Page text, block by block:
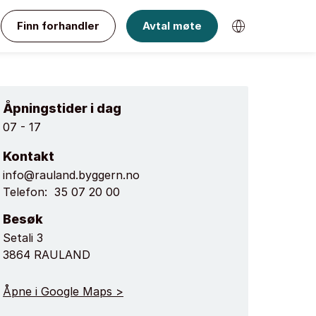
Finn forhandler Avtal møte
Åpningstider i dag
07 - 17
Kontakt
info@rauland.byggern.no
Telefon: 35 07 20 00
Besøk
Setali 3
3864 RAULAND
Åpne i Google Maps >